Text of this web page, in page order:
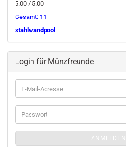
5.00 / 5.00
Gesamt: 11
stahlwandpool
Login für Münzfreunde
E-
Mail-
Adresse
Passwort
ANMELDEN